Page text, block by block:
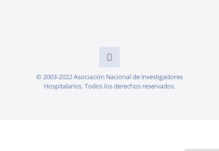
© 2003-2022 Asociación Nacional de Investigadores
Hospitalarios. Todos los derechos reservados.